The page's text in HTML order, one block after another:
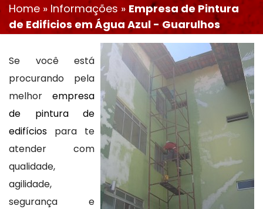
Home » Informações » Empresa de Pintura
de Edificios em Água Azul - Guarulhos
Se você está
procurando pela
melhor empresa
de pintura de
edifícios para te
atender com
qualidade,
agilidade,
segurança e